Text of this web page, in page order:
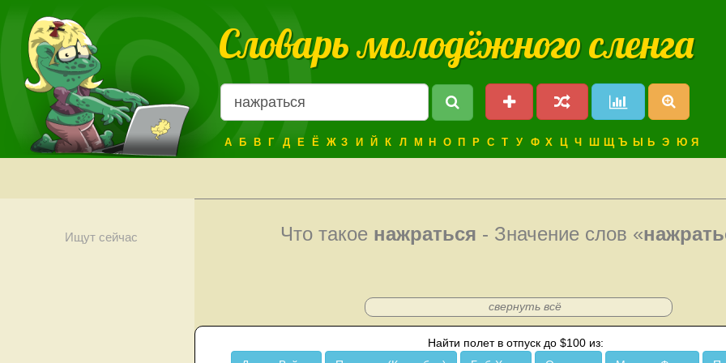
Словарь молодёжного сленга
А Б В Г Д Е Ё Ж З И Й К Л М Н О П Р С Т У Ф Х Ц Ч Ш Щ Ъ Ы Ь Э Ю Я
Ищут сейчас Что такое нажраться - Значение слов «
свернуть всё
Найти полет в отпуск до $100 из: